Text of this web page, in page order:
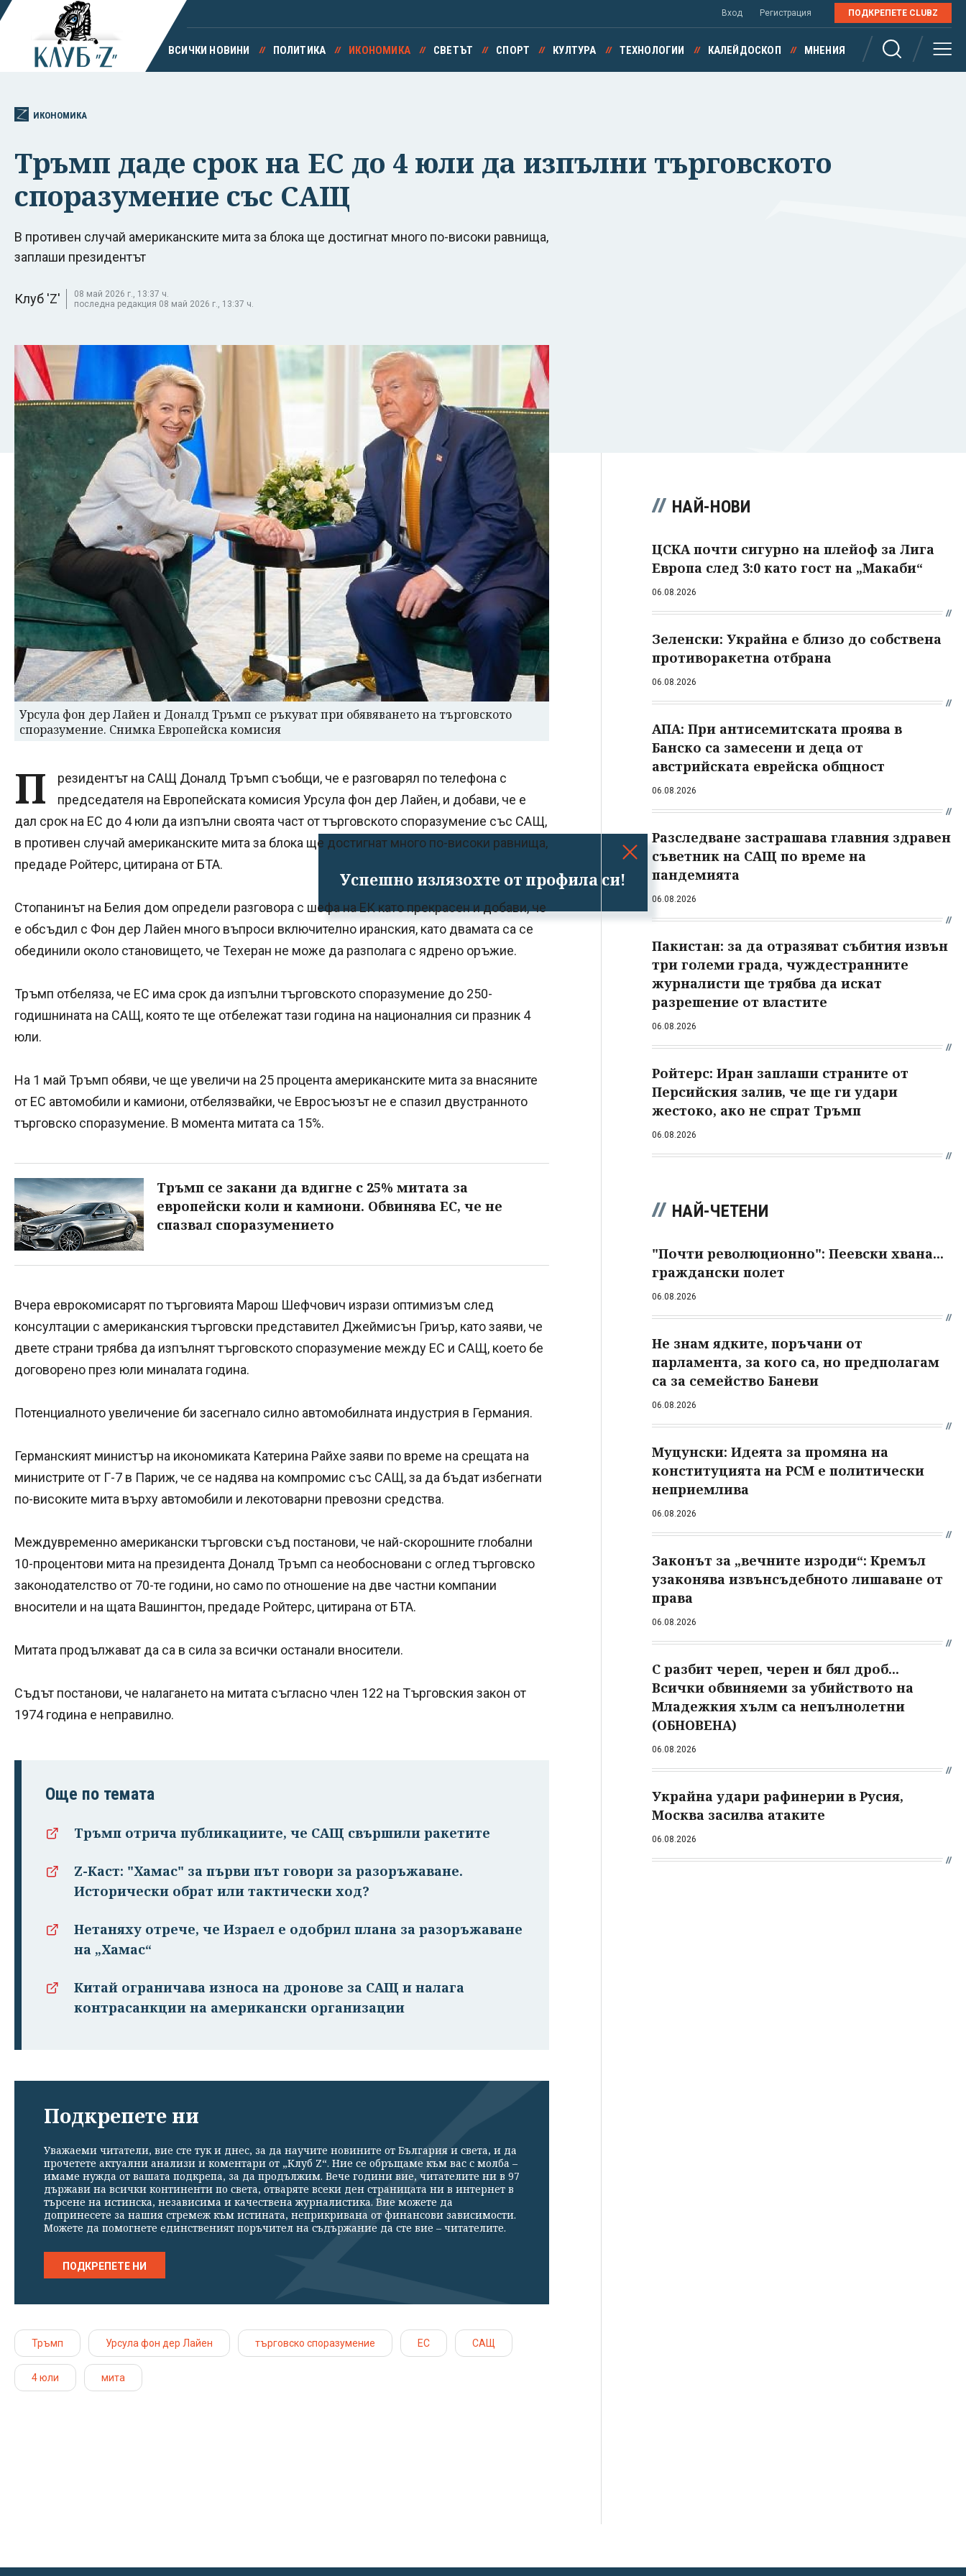
Успешно излязохте от профила си!
Вход Регистрация ПОДКРЕПЕТЕ CLUBZ
ВСИЧКИ НОВИНИ ПОЛИТИКА ИКОНОМИКА СВЕТЪТ СПОРТ КУЛТУРА ТЕХНОЛОГИИ КАЛЕЙДОСКОП МНЕНИЯ
ИКОНОМИКА
Тръмп даде срок на ЕС до 4 юли да изпълни търговското
споразумение със САЩ
В противен случай американските мита за блока ще достигнат много по-високи равнища,
заплаши президентът
Клуб 'Z'
08 май 2026 г., 13:37 ч.
последна редакция 08 май 2026 г., 13:37 ч.
Урсула фон дер Лайен и Доналд Тръмп се ръкуват при обявяването на търговското
споразумение. Снимка Европейска комисия
П
резидентът на САЩ Доналд Тръмп съобщи, че е разговарял по телефона с
председателя на Европейската комисия Урсула фон дер Лайен, и добави, че е
дал срок на ЕС до 4 юли да изпълни своята част от търговското споразумение със САЩ,
в противен случай американските мита за блока ще достигнат много по-високи равнища,
предаде Ройтерс, цитирана от БТА.
Стопанинът на Белия дом определи разговора с шефа на ЕК като прекрасен и добави, че
е обсъдил с Фон дер Лайен много въпроси включително иранския, като двамата са се
обединили около становището, че Техеран не може да разполага с ядрено оръжие.
Тръмп отбеляза, че ЕС има срок да изпълни търговското споразумение до 250-
годишнината на САЩ, която те ще отбележат тази година на националния си празник 4
юли.
На 1 май Тръмп обяви, че ще увеличи на 25 процента американските мита за внасяните
от ЕС автомобили и камиони, отбелязвайки, че Евросъюзът не е спазил двустранното
търговско споразумение. В момента митата са 15%.
Тръмп се закани да вдигне с 25% митата за
европейски коли и камиони. Обвинява ЕС, че не
спазвал споразумението
Вчера еврокомисарят по търговията Марош Шефчович изрази оптимизъм след
консултации с американския търговски представител Джеймисън Гриър, като заяви, че
двете страни трябва да изпълнят търговското споразумение между ЕС и САЩ, което бе
договорено през юли миналата година.
Потенциалното увеличение би засегнало силно автомобилната индустрия в Германия.
Германският министър на икономиката Катерина Райхе заяви по време на срещата на
министрите от Г-7 в Париж, че се надява на компромис със САЩ, за да бъдат избегнати
по-високите мита върху автомобили и лекотоварни превозни средства.
Междувременно американски търговски съд постанови, че най-скорошните глобални
10-процентови мита на президента Доналд Тръмп са необосновани с оглед търговско
законодателство от 70-те години, но само по отношение на две частни компании
вносители и на щата Вашингтон, предаде Ройтерс, цитирана от БТА.
Митата продължават да са в сила за всички останали вносители.
Съдът постанови, че налагането на митата съгласно член 122 на Търговския закон от
1974 година е неправилно.
Още по темата
Тръмп отрича публикациите, че САЩ свършили ракетите
Z-Каст: "Хамас" за първи път говори за разоръжаване.
Исторически обрат или тактически ход?
Нетаняху отрече, че Израел е одобрил плана за разоръжаване
на „Хамас“
Китай ограничава износа на дронове за САЩ и налага
контрасанкции на американски организации
Подкрепете ни
Уважаеми читатели, вие сте тук и днес, за да научите новините от България и света, и да
прочетете актуални анализи и коментари от „Клуб Z“. Ние се обръщаме към вас с молба –
имаме нужда от вашата подкрепа, за да продължим. Вече години вие, читателите ни в 97
държави на всички континенти по света, отваряте всеки ден страницата ни в интернет в
търсене на истинска, независима и качествена журналистика. Вие можете да
допринесете за нашия стремеж към истината, неприкривана от финансови зависимости.
Можете да помогнете единственият поръчител на съдържание да сте вие – читателите.
ПОДКРЕПЕТЕ НИ
Тръмп Урсула фон дер Лайен търговско споразумение ЕС САЩ
4 юли мита
НАЙ-НОВИ
ЦСКА почти сигурно на плейоф за Лига
Европа след 3:0 като гост на „Макаби“
06.08.2026
Зеленски: Украйна е близо до собствена
противоракетна отбрана
06.08.2026
АПА: При антисемитската проява в
Банско са замесени и деца от
австрийската еврейска общност
06.08.2026
Разследване застрашава главния здравен
съветник на САЩ по време на
пандемията
06.08.2026
Пакистан: за да отразяват събития извън
три големи града, чуждестранните
журналисти ще трябва да искат
разрешение от властите
06.08.2026
Ройтерс: Иран заплаши страните от
Персийския залив, че ще ги удари
жестоко, ако не спрат Тръмп
06.08.2026
НАЙ-ЧЕТЕНИ
"Почти революционно": Пеевски хвана...
граждански полет
06.08.2026
Не знам ядките, поръчани от
парламента, за кого са, но предполагам
са за семейство Баневи
06.08.2026
Муцунски: Идеята за промяна на
конституцията на РСМ е политически
неприемлива
06.08.2026
Законът за „вечните изроди“: Кремъл
узаконява извънсъдебното лишаване от
права
06.08.2026
С разбит череп, черен и бял дроб...
Всички обвиняеми за убийството на
Младежкия хълм са непълнолетни
(ОБНОВЕНА)
06.08.2026
Украйна удари рафинерии в Русия,
Москва засилва атаките
06.08.2026